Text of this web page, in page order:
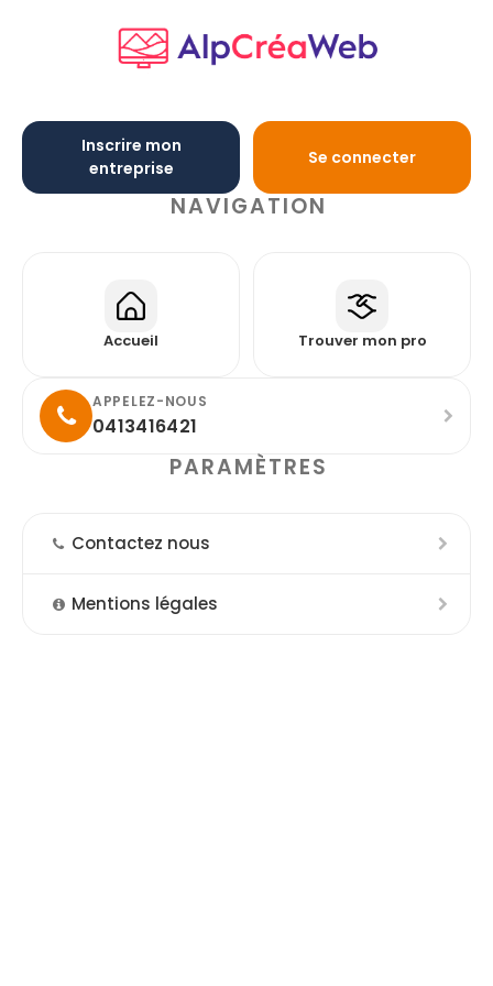
Inscrire mon
entreprise
Se connecter
NAVIGATION
Accueil Trouver mon pro
APPELEZ-NOUS
0413416421
PARAMÈTRES
Contactez nous
Mentions légales